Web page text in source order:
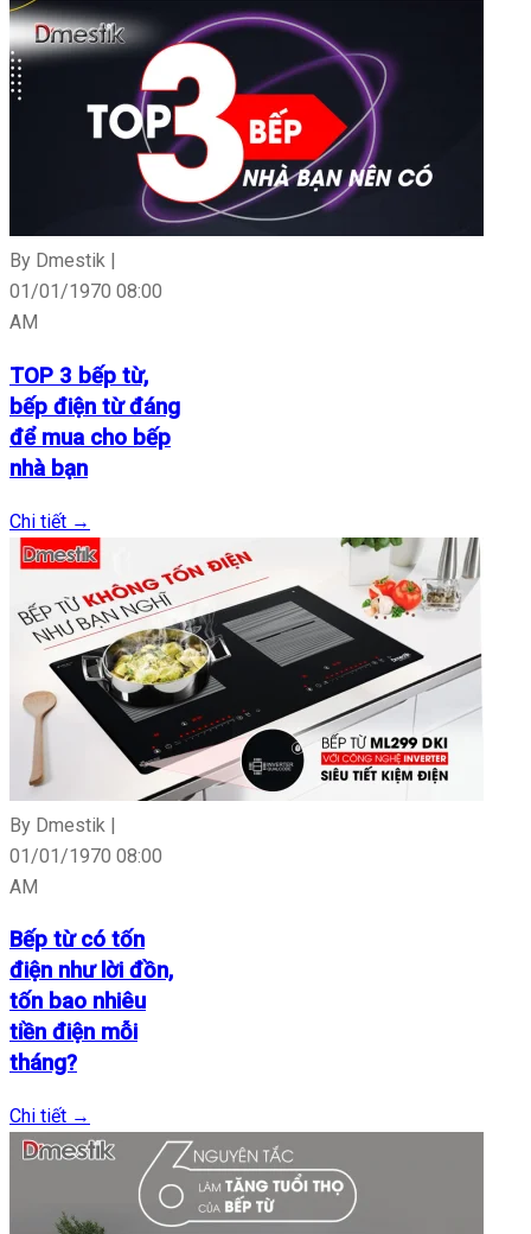
By Dmestik |
01/01/1970 08:00
AM
TOP 3 bếp từ,
bếp điện từ đáng
để mua cho bếp
nhà bạn
Chi tiết →
By Dmestik |
01/01/1970 08:00
AM
Bếp từ có tốn
điện như lời đồn,
tốn bao nhiêu
tiền điện mỗi
tháng?
Chi tiết →